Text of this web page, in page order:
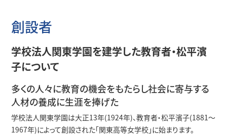
創設者
学校法⼈関東学園を建学した教育者・松平濱
⼦について
多くの⼈々に教育の機会をもたらし社会に寄与する
⼈材の養成に⽣涯を捧げた
学校法⼈関東学園は⼤正13年(1924年)、教育者・松平濱⼦(1881〜
1967年)によって創設された「関東⾼等⼥学校」に始まります。